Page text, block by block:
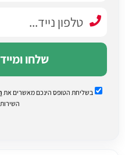
שלחו
בשליחת הטופס הינכם מאשרים את
השירות